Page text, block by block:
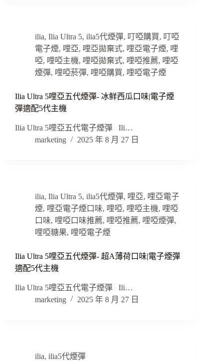
ilia, Ilia Ultra 5, ilia5代煙彈, 叮啞購買, 叮啞
電子煙, 哩亞, 哩亞拋棄式, 哩亞電子煙, 哩
啞, 哩啞主機, 哩啞拋棄式, 哩啞推薦, 哩啞
煙彈, 哩啞菸彈, 哩啞購買, 哩啞電子煙
Ilia Ultra 5哩亞五代煙彈- 冰鲜西瓜口味|電子煙
彈適配5代主機
Ilia Ultra 5哩亞五代電子煙彈 Ili…
marketing
2025 年 8 月 27 日
ilia, Ilia Ultra 5, ilia5代煙彈, 哩亞, 哩亞電子
煙, 哩亞電子煙口味, 哩啞, 哩啞主機, 哩啞
口味, 哩啞口味推薦, 哩啞推薦, 哩啞煙彈,
哩啞糖果, 哩啞電子煙
Ilia Ultra 5哩亞五代煙彈- 超A薄荷口味|電子煙彈
適配5代主機
Ilia Ultra 5哩亞五代電子煙彈 Ili…
marketing
2025 年 8 月 27 日
ilia, ilia5代煙彈